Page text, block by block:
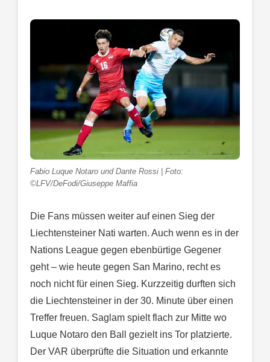
Fabio Luque Notaro und Dante Rossi | Foto:
©LFV/DeFodi/Giuseppe Maffia
Die Fans müssen weiter auf einen Sieg der
Liechtensteiner Nati warten. Auch wenn es in der
Nations League gegen ebenbürtige Gegener
geht – wie heute gegen San Marino, recht es
noch nicht für einen Sieg. Kurzzeitig durften sich
die Liechtensteiner in der 30. Minute über einen
Treffer freuen. Saglam spielt flach zur Mitte wo
Luque Notaro den Ball gezielt ins Tor platzierte.
Der VAR überprüfte die Situation und erkannte